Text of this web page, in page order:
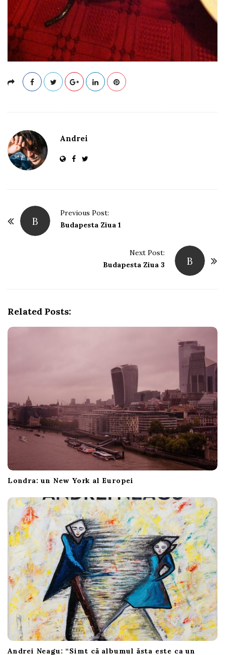
Andrei
B
Previous Post:
Budapesta Ziua 1
B
Next Post:
Budapesta Ziua 3
Related Posts:
Londra: un New York al Europei
Andrei Neagu: “Simt că albumul ăsta este ca un